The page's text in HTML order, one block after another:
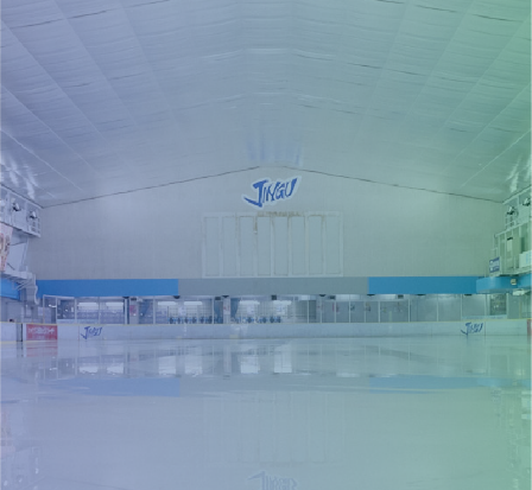
事前のチケット購入でスムーズに入場